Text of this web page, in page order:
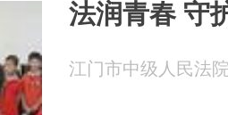
法润青春 守
江门市中级人民法